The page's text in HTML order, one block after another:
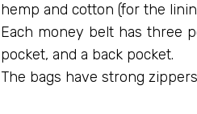
hemp and cotton (for the
Each money belt has three
pocket, and a back pocket.
The bags have strong